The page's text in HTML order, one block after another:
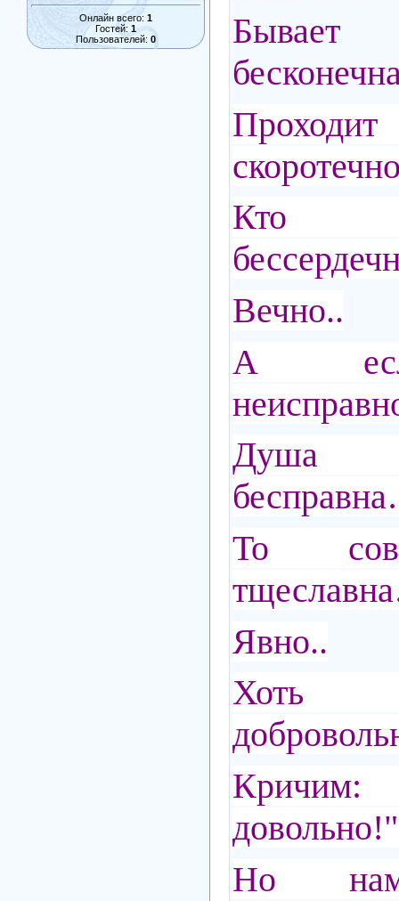
Онлайн всего: 1
Гостей: 1
Пользователей: 0
Кто
Вечно..
А
Душа
То
Явно..
Хоть
Кричим:
Но